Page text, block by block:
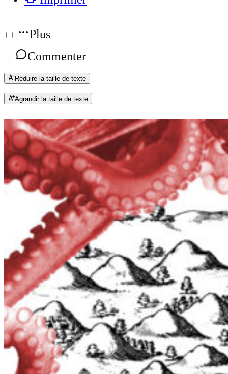
Plus
Commenter
Réduire la taille de texte
Agrandir la taille de texte